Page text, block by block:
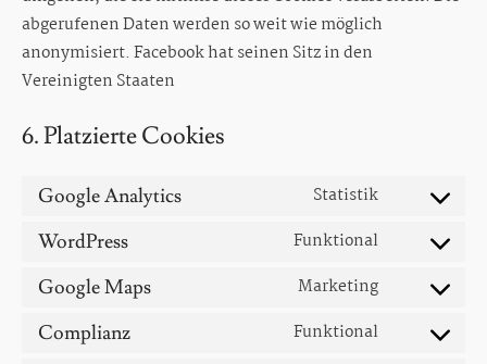
abgerufenen Daten werden so weit wie möglich
anonymisiert. Facebook hat seinen Sitz in den
Vereinigten Staaten
6. Platzierte Cookies
Google Analytics Statistik
Consent
service
analytics
WordPress Funktional
Consent
service
Google Maps Marketing
Consent
service
Complianz Funktional
Consent